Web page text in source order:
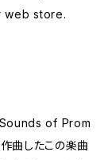
web store.
Sounds of Prom
曲したこの楽曲